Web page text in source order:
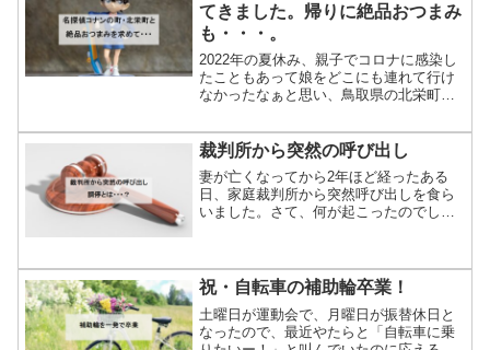
てきました。帰りに絶品おつまみ
も・・・。
2022年の夏休み、親子でコロナに感染し
たこともあって娘をどこにも連れて行け
なかったなぁと思い、鳥取県の北栄町に
ン」の作者・青山剛昌先生の故郷である
ことにちなんで、JR由良駅は「コナン
駅」という名が付けら...
裁判所から突然の呼び出し
妻が亡くなってから2年ほど経ったある
日、家庭裁判所から突然呼び出しを食ら
いました。さて、何が起こったのでしょ
と、少しふっくらした封筒が入っていま
した。何かのDMかと思って...
祝・自転車の補助輪卒業！
土曜日が運動会で、月曜日が振替休日と
なったので、最近やたらと「自転車に乗